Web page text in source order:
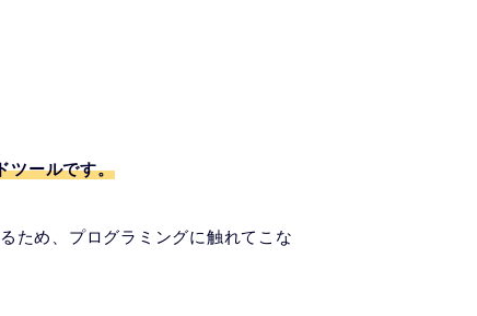
ツールです。
ため、プログラミングに触れてこな